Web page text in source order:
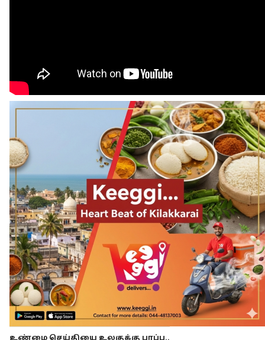
உண்மை செய்தியை உலகுக்கு பரப்ப..